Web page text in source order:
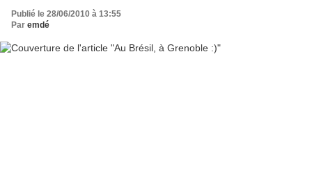
Publié le 28/06/2010 à 13:55
Par emdé